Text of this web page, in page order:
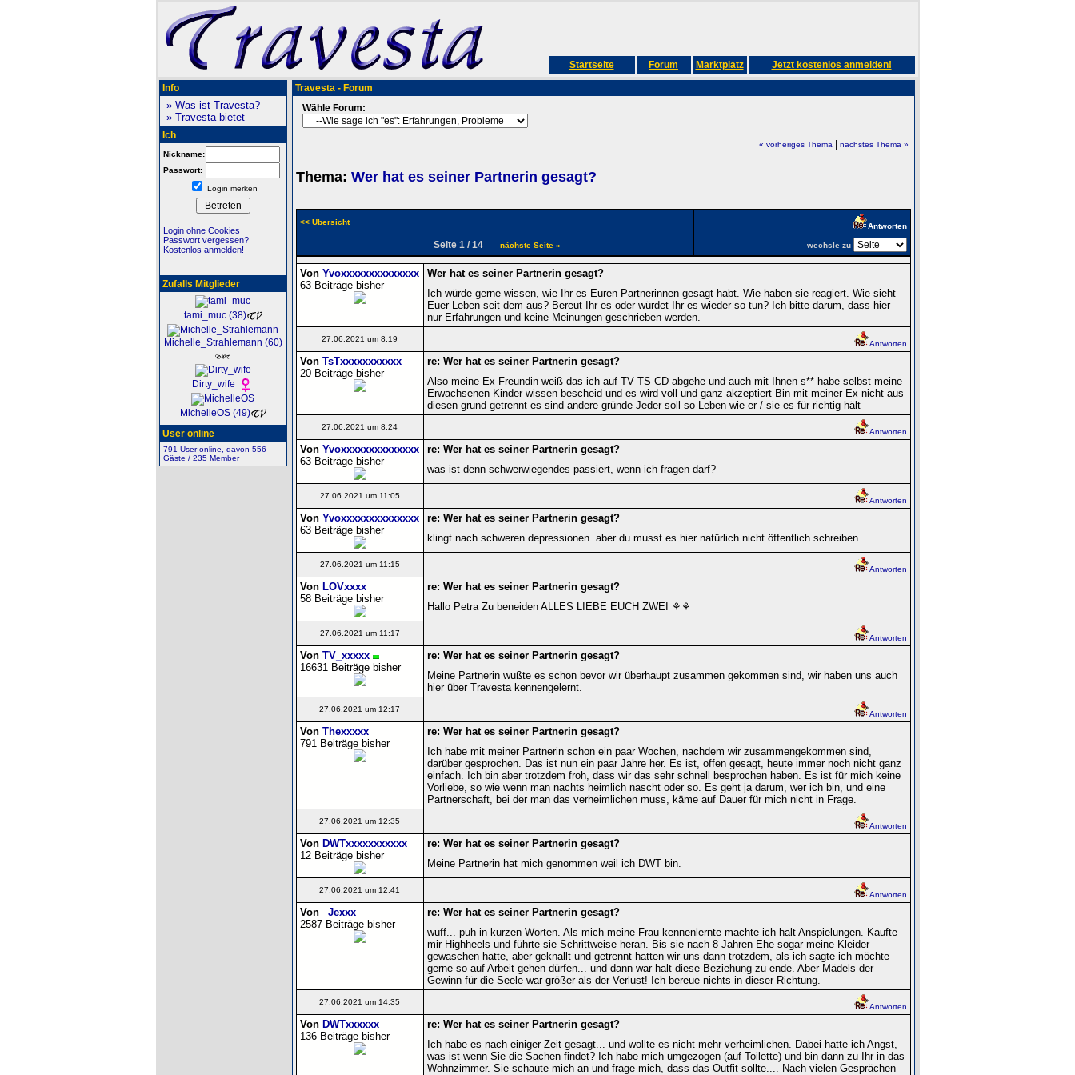
Startseite Forum Marktplatz Jetzt kostenlos anmelden!
Info
» Was ist Travesta?
» Travesta bietet
Ich
Nickname:
Passwort:
Login merken
Login ohne Cookies
Passwort vergessen?
Kostenlos anmelden!
Zufalls Mitglieder
tami_muc (38)
Michelle_Strahlemann (60)
Dirty_wife
MichelleOS (49)
User online
791 User online, davon 556
Gäste / 235 Member
Travesta - Forum
Wähle Forum:
« vorheriges Thema| nächstes Thema »
Thema: Wer hat es seiner Partnerin gesagt?
<< Übersicht Antworten
Seite 1 / 14 nächste Seite » wechsle zu
Von Yvoxxxxxxxxxxxxxx
63 Beiträge bisher
Wer hat es seiner Partnerin gesagt?
Ich würde gerne wissen, wie Ihr es Euren Partnerinnen gesagt habt. Wie haben sie reagiert. Wie sieht
Euer Leben seit dem aus? Bereut Ihr es oder würdet Ihr es wieder so tun? Ich bitte darum, dass hier
nur Erfahrungen und keine Meinungen geschrieben werden.
27.06.2021 um 8:19
Antworten
Von TsTxxxxxxxxxxx
20 Beiträge bisher
re: Wer hat es seiner Partnerin gesagt?
Also meine Ex Freundin weiß das ich auf TV TS CD abgehe und auch mit Ihnen s** habe selbst meine
Erwachsenen Kinder wissen bescheid und es wird voll und ganz akzeptiert Bin mit meiner Ex nicht aus
diesen grund getrennt es sind andere gründe Jeder soll so Leben wie er / sie es für richtig hält
27.06.2021 um 8:24
Antworten
Von Yvoxxxxxxxxxxxxxx
63 Beiträge bisher
re: Wer hat es seiner Partnerin gesagt?
was ist denn schwerwiegendes passiert, wenn ich fragen darf?
27.06.2021 um 11:05
Antworten
Von Yvoxxxxxxxxxxxxxx
63 Beiträge bisher
re: Wer hat es seiner Partnerin gesagt?
klingt nach schweren depressionen. aber du musst es hier natürlich nicht öffentlich schreiben
27.06.2021 um 11:15
Antworten
Von LOVxxxx
58 Beiträge bisher
re: Wer hat es seiner Partnerin gesagt?
Hallo Petra Zu beneiden ALLES LIEBE EUCH ZWEI ⚘⚘
27.06.2021 um 11:17
Antworten
Von TV_xxxxx
16631 Beiträge bisher
re: Wer hat es seiner Partnerin gesagt?
Meine Partnerin wußte es schon bevor wir überhaupt zusammen gekommen sind, wir haben uns auch
hier über Travesta kennengelernt.
27.06.2021 um 12:17
Antworten
Von Thexxxxx
791 Beiträge bisher
re: Wer hat es seiner Partnerin gesagt?
Ich habe mit meiner Partnerin schon ein paar Wochen, nachdem wir zusammengekommen sind,
darüber gesprochen. Das ist nun ein paar Jahre her. Es ist, offen gesagt, heute immer noch nicht ganz
einfach. Ich bin aber trotzdem froh, dass wir das sehr schnell besprochen haben. Es ist für mich keine
Vorliebe, so wie wenn man nachts heimlich nascht oder so. Es geht ja darum, wer ich bin, und eine
Partnerschaft, bei der man das verheimlichen muss, käme auf Dauer für mich nicht in Frage.
27.06.2021 um 12:35
Antworten
Von DWTxxxxxxxxxxx
12 Beiträge bisher
re: Wer hat es seiner Partnerin gesagt?
Meine Partnerin hat mich genommen weil ich DWT bin.
27.06.2021 um 12:41
Antworten
Von
_Jexxx
2587 Beiträge bisher
re: Wer hat es seiner Partnerin gesagt?
wuff... puh in kurzen Worten. Als mich meine Frau kennenlernte machte ich halt Anspielungen. Kaufte
mir Highheels und führte sie Schrittweise heran. Bis sie nach 8 Jahren Ehe sogar meine Kleider
gewaschen hatte, aber geknallt und getrennt hatten wir uns dann trotzdem, als ich sagte ich möchte
gerne so auf Arbeit gehen dürfen... und dann war halt diese Beziehung zu ende. Aber Mädels der
Gewinn für die Seele war größer als der Verlust! Ich bereue nichts in dieser Richtung.
27.06.2021 um 14:35
Antworten
Von DWTxxxxxx
136 Beiträge bisher
re: Wer hat es seiner Partnerin gesagt?
Ich habe es nach einiger Zeit gesagt... und wollte es nicht mehr verheimlichen. Dabei hatte ich Angst,
was ist wenn Sie die Sachen findet? Ich habe mich umgezogen (auf Toilette) und bin dann zu Ihr in das
Wohnzimmer. Sie schaute mich an und frage mich, dass das Outfit sollte.... Nach vielen Gesprächen